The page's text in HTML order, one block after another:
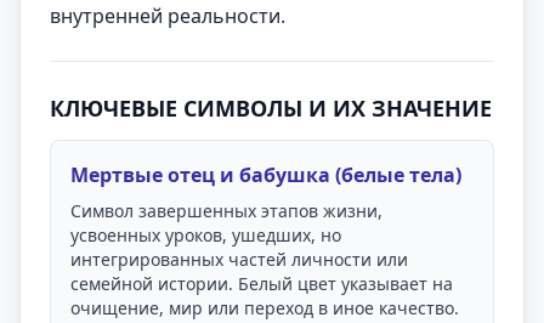
внутренней реальности.
КЛЮЧЕВЫЕ СИМВОЛЫ И ИХ ЗНАЧЕНИЕ
Мертвые отец и бабушка (белые тела)
Символ завершенных этапов жизни,
усвоенных уроков, ушедших, но
интегрированных частей личности или
семейной истории. Белый цвет указывает на
очищение, мир или переход в иное качество.